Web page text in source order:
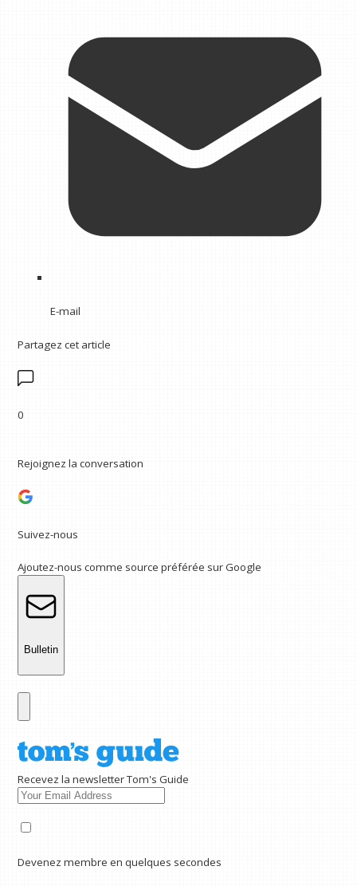
E-mail
Partagez cet article
0
Rejoignez la conversation
Suivez-nous
Ajoutez-nous comme source préférée sur Google
Bulletin
Recevez la newsletter Tom's Guide
Devenez membre en quelques secondes